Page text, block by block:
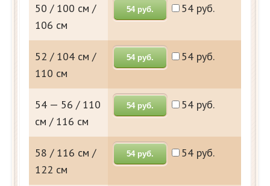
50 / 100 см /
106 см
54 руб. 54 руб.
52 / 104 см /
110 см
54 руб. 54 руб.
54 — 56 / 110
см / 116 см
54 руб. 54 руб.
58 / 116 см /
122 см
54 руб. 54 руб.